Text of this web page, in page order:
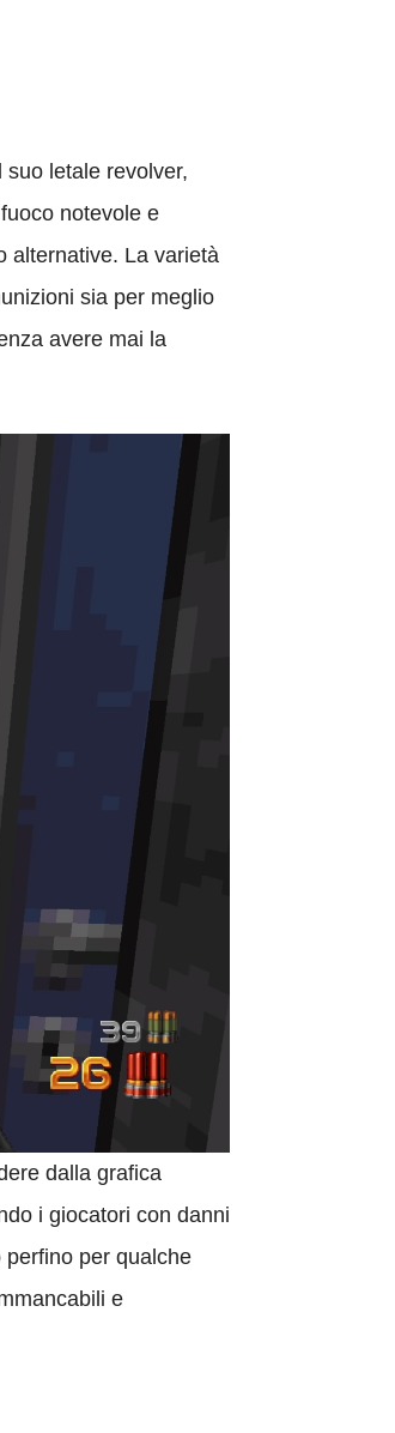
letale revolver,
notevole e
alternative. La varietà
sia per meglio
avere mai la
dalla grafica
i giocatori con danni
per qualche
e